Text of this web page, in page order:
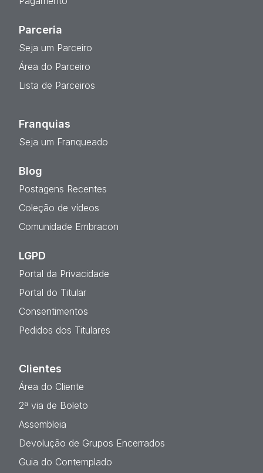
Parceria
Seja um Parceiro
Área do Parceiro
Lista de Parceiros
Franquias
Seja um Franqueado
Blog
Postagens Recentes
Coleção de vídeos
Comunidade Embracon
LGPD
Portal da Privacidade
Portal do Titular
Consentimentos
Pedidos dos Titulares
Clientes
Área do Cliente
2ª via de Boleto
Assembleia
Devolução de Grupos Encerrados
Guia do Contemplado